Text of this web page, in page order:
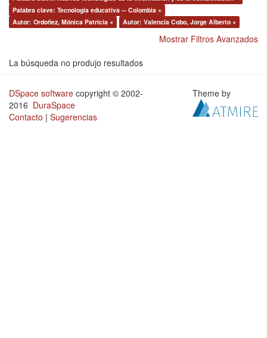
Palabra clave: Tecnología educativa -- Colombia ×
Autor: Ordoñez, Mónica Patricia ×
Autor: Valencia Cobo, Jorge Alberto ×
Mostrar Filtros Avanzados
La búsqueda no produjo resultados
DSpace software copyright © 2002-
2016 DuraSpace
Contacto | Sugerencias
Theme by